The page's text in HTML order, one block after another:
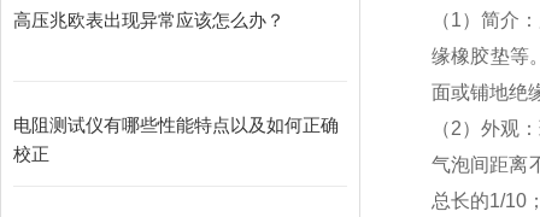
高压兆欧表出现异常应该怎么办？
电阻测试仪有哪些性能特点以及如何正确
校正
（1）简介
缘橡胶垫等
面或铺地绝
（2）外观
气泡间距离
总长的1/10